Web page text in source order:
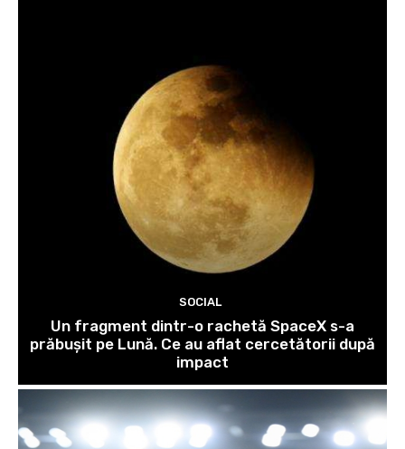
SOCIAL
Un fragment dintr-o rachetă SpaceX s-a
prăbușit pe Lună. Ce au aflat cercetătorii după
impact